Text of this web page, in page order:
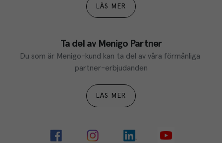
LÄS MER
Ta del av Menigo Partner
Du som är Menigo-kund kan ta del av våra förmånliga
partner-erbjudanden
LÄS MER